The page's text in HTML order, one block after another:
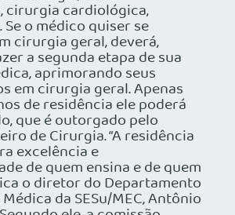
cirurgia cardiológica,
o médico quiser se
cirurgia geral, deverá,
a segunda etapa de sua
aprimorando seus
em cirurgia geral. Apenas
de residência ele poderá
que é outorgado pelo
de Cirurgia. “A residência
excelência e
de quem ensina e de quem
o diretor do Departamento
da SESu/MEC, Antônio